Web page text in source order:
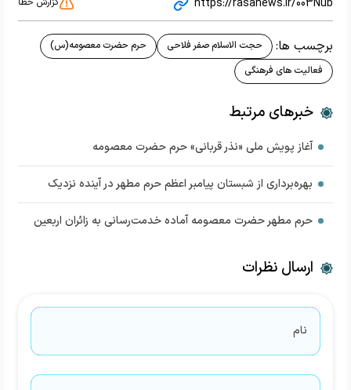
برچسب ها: حجت الاسلام صفر فلاحی
حرم حضرت معصومه(س)
فعالیت های فرهنگی
خبرهای مرتبط
آغاز پویش ملی «نذر قربانی» حرم حضرت معصومه
بهره‌برداری از شبستان پیامبر اعظم حرم مطهر در آینده نزدیک
حرم مطهر حضرت معصومه آماده خدمت‌رسانی به زائران اربعین
ارسال نظرات